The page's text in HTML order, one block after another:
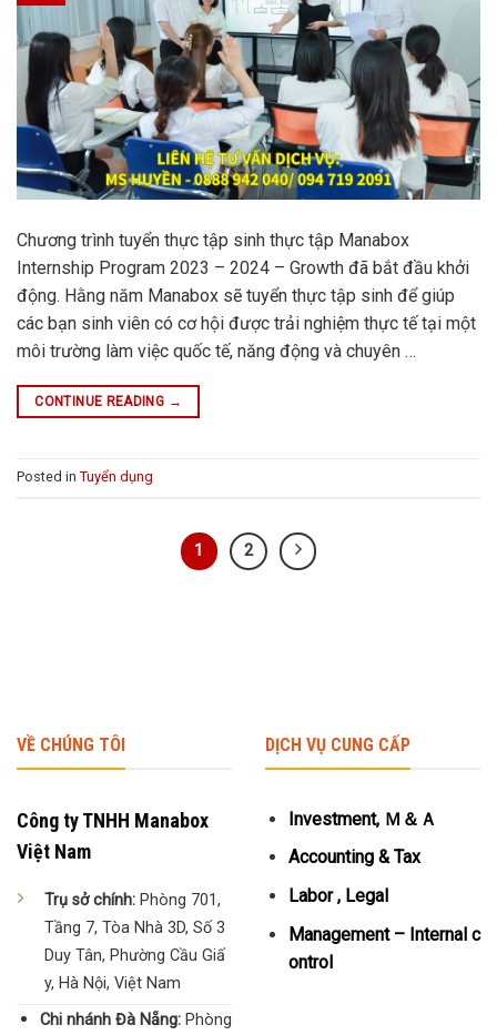
Chương trình tuyển thực tập sinh thực tập Manabox
Internship Program 2023 – 2024 – Growth đã bắt đầu khởi
động. Hằng năm Manabox sẽ tuyển thực tập sinh để giúp
các bạn sinh viên có cơ hội được trải nghiệm thực tế tại một
môi trường làm việc quốc tế, năng động và chuyên …
CONTINUE READING →
Posted in Tuyển dụng
1 2
VỀ CHÚNG TÔI
Công ty TNHH Manabox
Việt Nam
Trụ sở chính: Phòng 701,
Tầng 7, Tòa Nhà 3D, Số 3
Duy Tân, Phường Cầu Giấ
y, Hà Nội, Việt Nam
Chi nhánh Đà Nẵng:Phòng
DỊCH VỤ CUNG CẤP
Investment, Ｍ＆Ａ
Accounting & Tax
Labor , Legal
Management – Internal c
ontrol